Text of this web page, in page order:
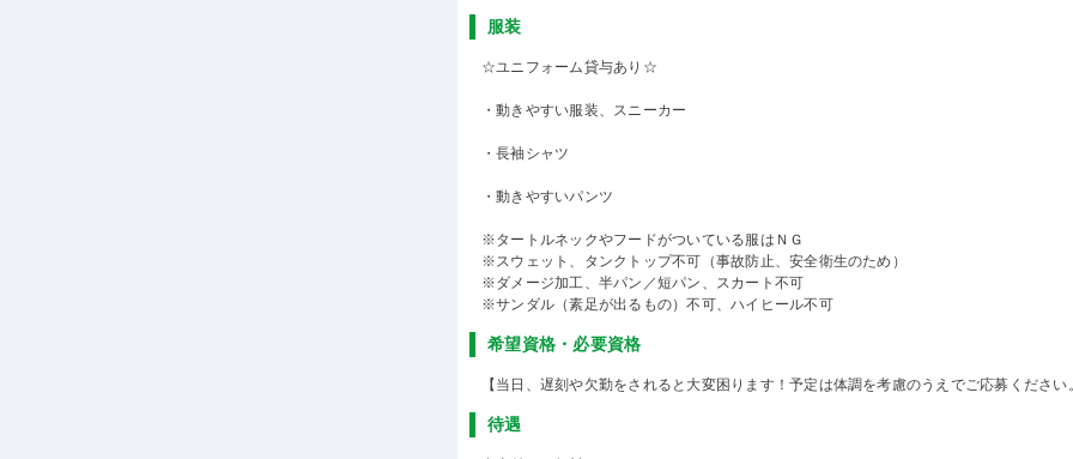
服装
☆ユニフォーム貸与あり☆
・動きやすい服装、スニーカー
・長袖シャツ
・動きやすいパンツ
※タートルネックやフードがついている服はＮＧ
※スウェット、タンクトップ不可（事故防止、安全衛生のため）
※ダメージ加工、半パン／短パン、スカート不可
※サンダル（素足が出るもの）不可、ハイヒール不可
希望資格・必要資格
【当日、遅刻や欠勤をされると大変困ります！予定は体調を考慮のうえでご応募ください
待遇